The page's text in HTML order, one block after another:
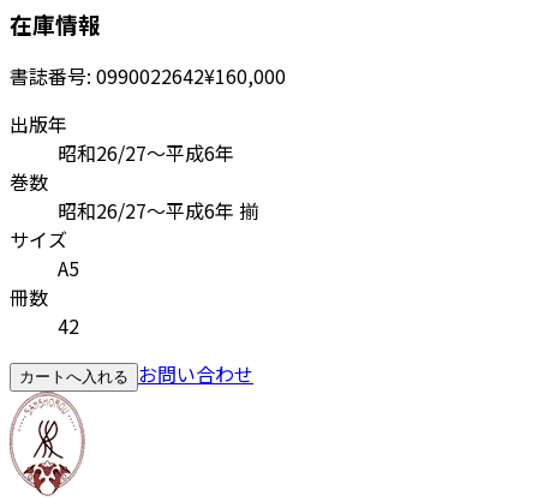
在庫情報
書誌番号: 0990022642¥160,000
出版年
昭和26/27～平成6年
巻数
昭和26/27～平成6年 揃
サイズ
A5
冊数
42
カートへ入れる お問い合わせ